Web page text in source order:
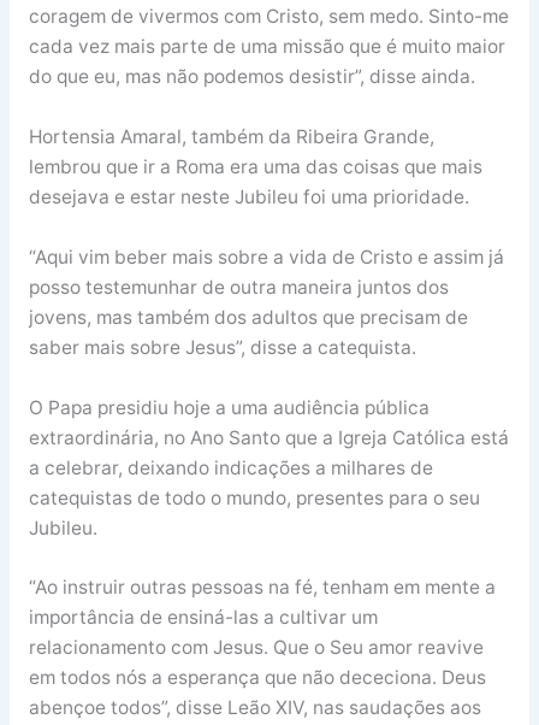
coragem de vivermos com Cristo, sem medo. Sinto-me
cada vez mais parte de uma missão que é muito maior
do que eu, mas não podemos desistir”, disse ainda.
Hortensia Amaral, também da Ribeira Grande,
lembrou que ir a Roma era uma das coisas que mais
desejava e estar neste Jubileu foi uma prioridade.
“Aqui vim beber mais sobre a vida de Cristo e assim já
posso testemunhar de outra maneira juntos dos
jovens, mas também dos adultos que precisam de
saber mais sobre Jesus”, disse a catequista.
O Papa presidiu hoje a uma audiência pública
extraordinária, no Ano Santo que a Igreja Católica está
a celebrar, deixando indicações a milhares de
catequistas de todo o mundo, presentes para o seu
Jubileu.
“Ao instruir outras pessoas na fé, tenham em mente a
importância de ensiná-las a cultivar um
relacionamento com Jesus. Que o Seu amor reavive
em todos nós a esperança que não dececiona. Deus
abençoe todos”, disse Leão XIV, nas saudações aos